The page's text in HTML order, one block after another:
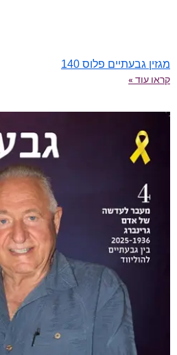
מגזין גבעתיים פלוס 140
קראו עוד »